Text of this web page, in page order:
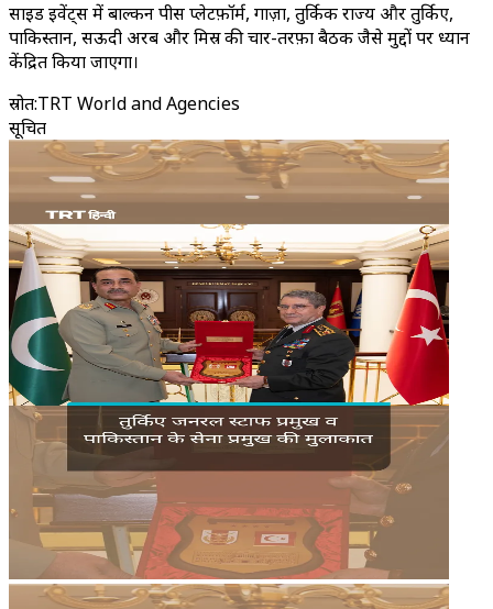
साइड इवेंट्स में बाल्कन पीस प्लेटफ़ॉर्म, गाज़ा, तुर्किक राज्य और तुर्किए,
पाकिस्तान, सऊदी अरब और मिस्र की चार-तरफ़ा बैठक जैसे मुद्दों पर ध्यान
केंद्रित किया जाएगा।
स्रोत:TRT World and Agencies
सूचित